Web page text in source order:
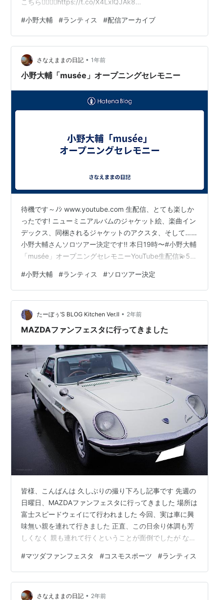
STAFF公式 (@onoD_Musicstaff) 2025年4月1日
#小野大輔 #ランティス #配信アーカイブ
さなえままの日記 • 1年前
小野大輔「musée」オープニングセレモニー
待機です～ﾉｼ www.youtube.com 生配信、とても楽しか
ったです! ニューミニアルバムのジャケット絵、楽曲イン
デックス、同梱されるジャケットのアクスタ、そして……
小野大輔さんソロツアー決定です!! 本日19時〜#小野大輔
「musée」オープニングセレモニーYouTube生配信💫5月
届け🎭ぜひ #小野Dmusee で感想をポストしてください
ね📮https://t.co/TyvRIzK3KQ
pic.twitter.com/D55f772gmg— 小野大輔アーティスト
STAFF公式 (@onoD_Musicstaff) …
#小野大輔 #ランティス #ソロツアー決定
たーぼぅ’S BLOG Kitchen Ver.Ⅱ • 2年前
MAZDAファンフェスタに行ってきました
皆様、こんばんは 久しぶりの撮り下ろし記事です 先週の
日曜日、MAZDAファンフェスタに行ってきました 場所は
富士スピードウェイにて行われました 今回、実は車に興
味無い親を連れて行きました 正直、この日余り体調も芳
しくなく 親も連れて行くということが面倒でしたが なん
分が少々上昇 メインスタンドにやってきました この時点
で結構歩く サーキットって広いですからね💦 反対側にピ
ットビルがあり ヒストリックカー展示
MAZDAspiritRacingの展示等 メインイベントはピットビ
#マツダファンフェスタ #コスモスポーツ #ランティス
さなえままの日記 • 2年前